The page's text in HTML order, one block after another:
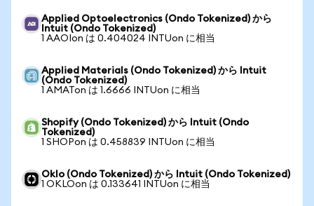
Applied Optoelectronics (Ondo Tokenized) から
Intuit (Ondo Tokenized)
1 AAOIon は 0.404024 INTUon に相当
Applied Materials (Ondo Tokenized) から Intuit
(Ondo Tokenized)
1 AMATon は 1.6666 INTUon に相当
Shopify (Ondo Tokenized) から Intuit (Ondo
Tokenized)
1 SHOPon は 0.458839 INTUon に相当
Oklo (Ondo Tokenized) から Intuit (Ondo Tokenized)
1 OKLOon は 0.133641 INTUon に相当